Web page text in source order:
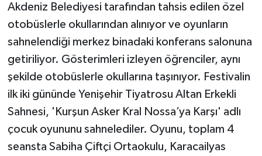
Akdeniz Belediyesi tarafından tahsis edilen özel
otobüslerle okullarından alınıyor ve oyunların
sahnelendiği merkez binadaki konferans salonuna
getiriliyor. Gösterimleri izleyen öğrenciler, aynı
şekilde otobüslerle okullarına taşınıyor. Festivalin
ilk iki gününde Yenişehir Tiyatrosu Altan Erkekli
Sahnesi, 'Kurşun Asker Kral Nossa’ya Karşı' adlı
çocuk oyununu sahnelediler. Oyunu, toplam 4
seansta Sabiha Çiftçi Ortaokulu, Karacailyas